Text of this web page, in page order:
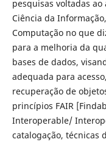
pesquisas voltadas
Ciência da
Computação no que
para a melhoria da
bases de dados,
adequada para
recuperação de
princípios FAIR
Interoperable/
catalogação, técnicas